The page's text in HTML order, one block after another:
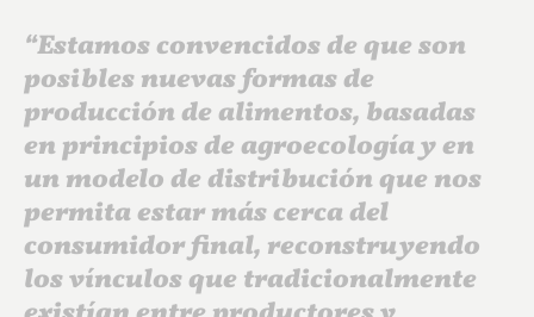
“Estamos convencidos de que son
posibles nuevas formas de
producción de alimentos, basadas
en principios de agroecología y en
un modelo de distribución que nos
permita estar más cerca del
consumidor final, reconstruyendo
los vínculos que tradicionalmente